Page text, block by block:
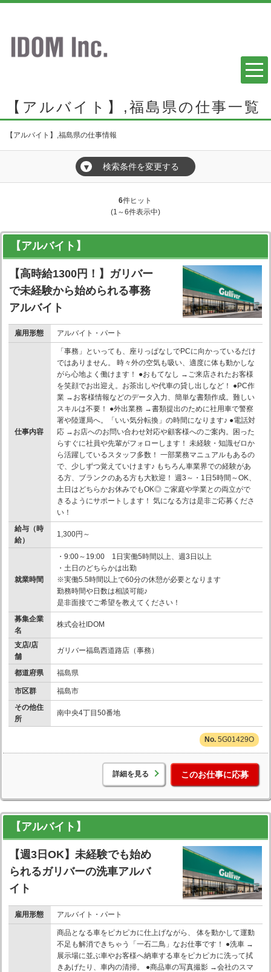
【アルバイト】,福島県の仕事一覧
【アルバイト】,福島県の仕事情報
▼ 検索条件を変更する
6件ヒット
(1～6件表示中)
【アルバイト】
【高時給1300円！】ガリバー
で未経験から始められる事務
アルバイト
雇用形態 アルバイト・パート
仕事内容
「事務」といっても、座りっぱなしでPCに向かっているだけ
ではありません。 時々外の空気も吸い、適度に体も動かしな
がら心地よく働けます！ ●おもてなし →ご来店されたお客様
を笑顔でお出迎え。お茶出しや代車の貸し出しなど！ ●PC作
業 →お客様情報などのデータ入力、簡単な書類作成。難しい
スキルは不要！ ●外出業務 →書類提出のために社用車で警察
署や陸運局へ。「いい気分転換」の時間になります♪ ●電話対
応 →お店へのお問い合わせ対応や顧客様へのご案内。困った
らすぐに社員や先輩がフォローします！ 未経験・知識ゼロか
ら活躍しているスタッフ多数！ 一部業務マニュアルもあるの
で、少しずつ覚えていけます♪ もちろん車業界での経験があ
る方、ブランクのある方も大歓迎！ 週3～・1日5時間～OK、
土日はどちらかお休みでもOK◎ ご家庭や学業との両立がで
きるようにサポートします！ 気になる方は是非ご応募くださ
い！
給与（時
給）
1,300円～
就業時間
・9:00～19:00 1日実働5時間以上、週3日以上
・土日のどちらかは出勤
※実働5.5時間以上で60分の休憩が必要となります
勤務時間や日数は相談可能♪
是非面接でご希望を教えてください！
募集企業
名
株式会社IDOM
支店/店
舗
ガリバー福島西道路店（事務）
都道府県 福島県
市区群
福島市
その他住
所
南中央4丁目50番地
5G01429O
詳細を見る このお仕事に応募
【アルバイト】
【週3日OK】未経験でも始め
られるガリバーの洗車アルバ
イト
雇用形態 アルバイト・パート
商品となる車をピカピカに仕上げながら、 体を動かして運動
不足も解消できちゃう「一石二鳥」なお仕事です！ ●洗車 →
展示場に並ぶ車やお客様へ納車する車をピカピカに洗って拭
きあげたり、車内の清掃。 ●商品車の写真撮影 →会社のスマ